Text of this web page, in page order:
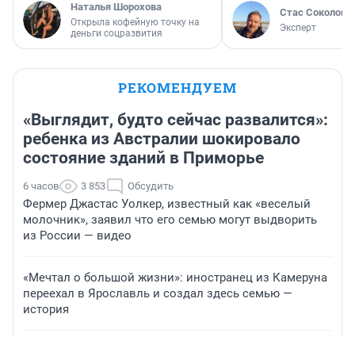
Наталья Шорохова
Открыла кофейную точку на
деньги соцразвития
Стас Соколов
Эксперт
РЕКОМЕНДУЕМ
«Выглядит, будто сейчас развалится»:
ребенка из Австралии шокировало
состояние зданий в Приморье
6 часов 3 853 Обсудить
Фермер Джастас Уолкер, известный как «веселый
молочник», заявил что его семью могут выдворить
из России — видео
«Мечтал о большой жизни»: иностранец из Камеруна
переехал в Ярославль и создал здесь семью —
история